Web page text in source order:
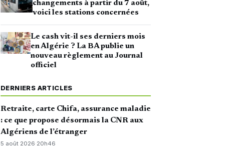
changements à partir du 7 août,
voici les stations concernées
Le cash vit-il ses derniers mois
en Algérie ? La BA publie un
nouveau règlement au Journal
officiel
DERNIERS ARTICLES
Retraite, carte Chifa, assurance maladie
: ce que propose désormais la CNR aux
Algériens de l’étranger
5 août 2026·20h46